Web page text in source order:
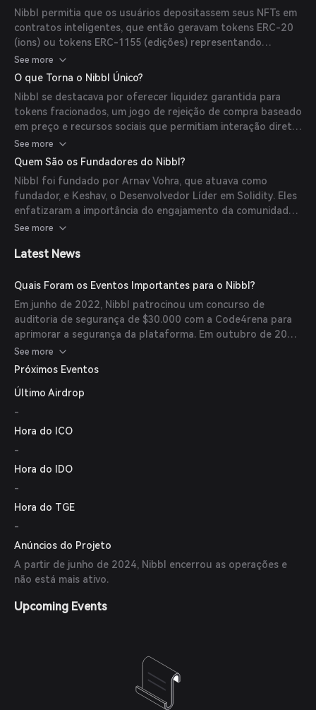
de ligação, além de oferecer recursos sociais para o
engajamento da comunidade.
Nibbl permitia que os usuários depositassem seus NFTs em
contratos inteligentes, que então geravam tokens ERC-20
(ions) ou tokens ERC-1155 (edições) representando
propriedade fracionada do NFT original. Esse processo
aumentava a liquidez dos NFTs tornando-os mais acessíveis
e negociáveis. A plataforma utilizava um mecanismo de
curva de ligação para garantir liquidez e empregava um
jogo de rejeição de compra baseado no Preço Médio
Ponderado pelo Tempo (TWAP) para gerenciar aquisições
de forma eficaz.
See more
O que Torna o Nibbl Único?
Nibbl se destacava por oferecer liquidez garantida para
tokens fracionados, um jogo de rejeição de compra baseado
em preço e recursos sociais que permitiam interação direta
entre os detentores dos tokens. Esses elementos buscavam
tornar NFTs de alto valor mais acessíveis e promover o
See more
Quem São os Fundadores do Nibbl?
Nibbl foi fundado por Arnav Vohra, que atuava como
fundador, e Keshav, o Desenvolvedor Líder em Solidity. Eles
enfatizaram a importância do engajamento da comunidade
e da segurança dentro do ecossistema web3.
See more
Latest News
Quais Foram os Eventos Importantes para o Nibbl?
Em junho de 2022, Nibbl patrocinou um concurso de
auditoria de segurança de $30.000 com a Code4rena para
aprimorar a segurança da plataforma. Em outubro de 2022,
Nibbl fez parceria com NFTfi para uma competição de
empréstimos NFT envolvendo Doodles, com o objetivo de
espaço NFT.
See more
Próximos Eventos
Último Airdrop
-
Hora do ICO
-
Hora do IDO
-
Hora do TGE
-
Anúncios do Projeto
A partir de junho de 2024, Nibbl encerrou as operações e
não está mais ativo.
Upcoming Events